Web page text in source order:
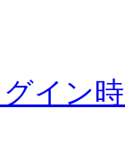
イン